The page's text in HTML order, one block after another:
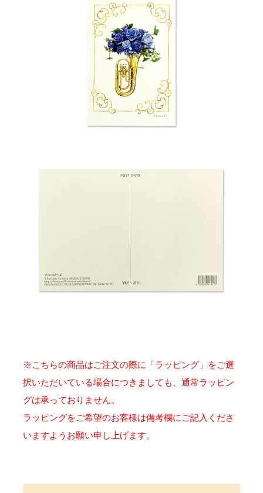
※こちらの商品はご注文の際に「ラッピング」をご選
択いただいている場合につきましても、通常ラッピン
グは承っておりません。
ラッピングをご希望のお客様は備考欄にご記入くださ
いますようお願い申し上げます。